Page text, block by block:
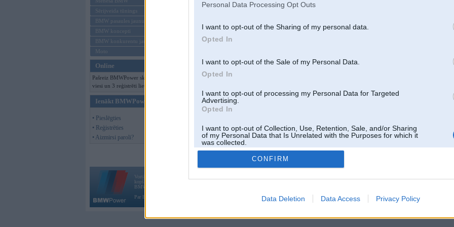
Personal Data Processing Opt Outs
I want to opt-out of the Sharing of my personal data.
Opted In
I want to opt-out of the Sale of my Personal Data.
Opted In
I want to opt-out of processing my Personal Data for Targeted
Advertising.
Opted In
I want to opt-out of Collection, Use, Retention, Sale, and/or Sharing
of my Personal Data that Is Unrelated with the Purposes for which it
was collected.
Opted Out
CONFIRM
Data Deletion Data Access Privacy Policy
Sērijveida tūnings
BMW pasaules jaunumi
BMW koncepti
BMW konkurentu jaunumi
Moto
Online
Pašreiz BMWPower skatās 339
viesi un 3 reģistrēti lietotāji.
Ienākt BMWPower
• Pieslēgties
• Reģistrēties
• Aizmirsi paroli?
Vortāls BMWPower.lv darbojas
kopš 2002. gada 14. maija. Tas nav auto klubs un nav saistīts ar
BMW AG.
Par BMWPower